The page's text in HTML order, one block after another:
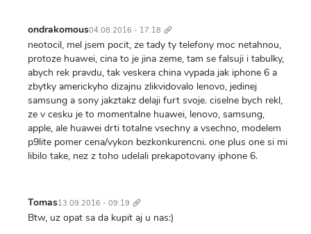
ondrakomous04.08.2016 - 17:18 odkaz
neotocil, mel jsem pocit, ze tady ty telefony moc netahnou,
protoze huawei, cina to je jina zeme, tam se falsuji i tabulky,
abych rek pravdu, tak veskera china vypada jak iphone 6 a
zbytky americkyho dizajnu zlikvidovalo lenovo, jedinej
samsung a sony jakztakz delaji furt svoje. ciselne bych rekl,
ze v cesku je to momentalne huawei, lenovo, samsung,
apple, ale huawei drti totalne vsechny a vsechno, modelem
p9lite pomer cena/vykon bezkonkurencni. one plus one si mi
libilo take, nez z toho udelali prekapotovany iphone 6.
Tomas13.09.2016 - 09:19 odkaz
Btw, uz opat sa da kupit aj u nas:)